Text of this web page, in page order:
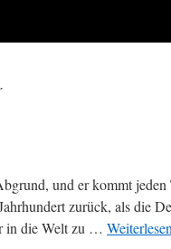
und er kommt jeden
zurück, als die
in die Welt zu … Weiterlesen